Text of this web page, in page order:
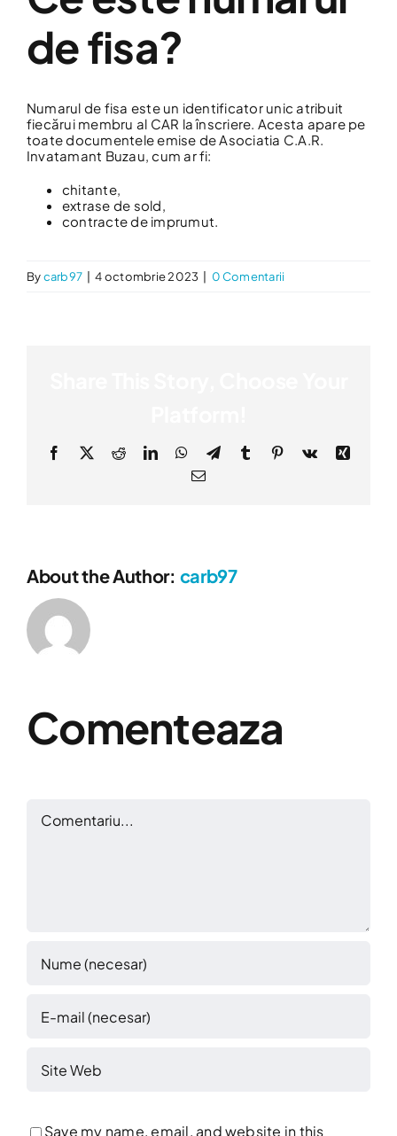
de fisa?
Numarul de fisa este un identificator unic atribuit
fiecărui membru al CAR la înscriere. Acesta apare pe
toate documentele emise de Asociatia C.A.R.
Invatamant Buzau, cum ar fi:
chitante,
extrase de sold,
contracte de imprumut.
Bycarb97 4 octombrie 2023 0 Comentarii
Facebook
X RedditLinkedInWhatsApp
TelegramTumblr Pinterest
Vk
Xing
E-
About the Author: carb97
Comenteaza
Comment
Save my name, email, and website in this